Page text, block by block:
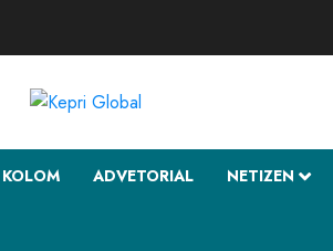
KOLOM ADVETORIAL NETIZEN